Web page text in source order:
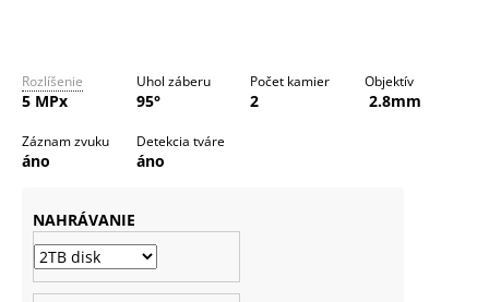
Rozlíšenie
5 MPx
Uhol záberu
95°
Počet kamier
2
Objektív
2.8mm
Záznam zvuku
áno
Detekcia tváre
áno
NAHRÁVANIE
O
d
o
r
a
m
e